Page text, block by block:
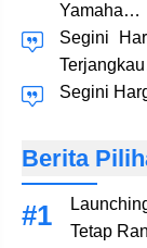
Yamaha…
Segini
Segini
Berita
Tetap